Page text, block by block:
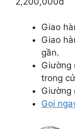
Giao
Giao
gần.
Giường
trong
Giường
Gọi